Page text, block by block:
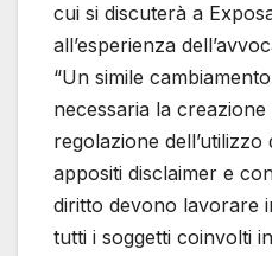
cui si discuterà a
all’esperienza
“Un simile
necessaria la
regolazione
appositi disclaimer e
diritto devono lavorare
tutti i soggetti coinvolti